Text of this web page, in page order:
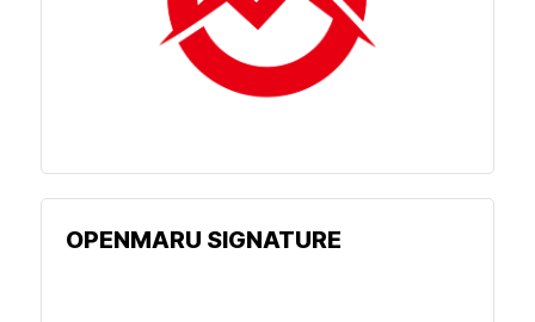
OPENMARU SIGNATURE